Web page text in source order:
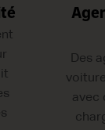
Des
avec